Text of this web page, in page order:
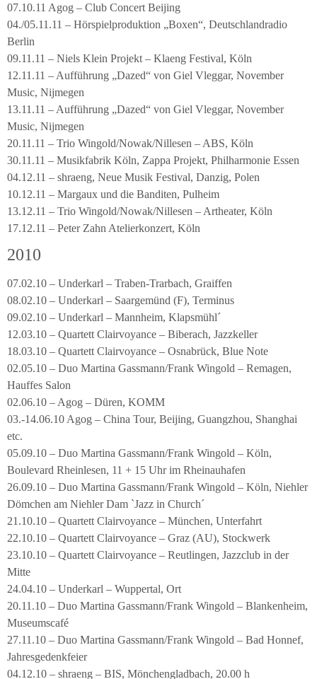
07.10.11 Agog – Club Concert Beijing
04./05.11.11 – Hörspielproduktion „Boxen“, Deutschlandradio
Berlin
09.11.11 – Niels Klein Projekt – Klaeng Festival, Köln
12.11.11 – Aufführung „Dazed“ von Giel Vleggar, November
Music, Nijmegen
13.11.11 – Aufführung „Dazed“ von Giel Vleggar, November
Music, Nijmegen
20.11.11 – Trio Wingold/Nowak/Nillesen – ABS, Köln
30.11.11 – Musikfabrik Köln, Zappa Projekt, Philharmonie Essen
04.12.11 – shraeng, Neue Musik Festival, Danzig, Polen
10.12.11 – Margaux und die Banditen, Pulheim
13.12.11 – Trio Wingold/Nowak/Nillesen – Artheater, Köln
17.12.11 – Peter Zahn Atelierkonzert, Köln
2010
07.02.10 – Underkarl – Traben-Trarbach, Graiffen
08.02.10 – Underkarl – Saargemünd (F), Terminus
09.02.10 – Underkarl – Mannheim, Klapsmühl´
12.03.10 – Quartett Clairvoyance – Biberach, Jazzkeller
18.03.10 – Quartett Clairvoyance – Osnabrück, Blue Note
02.05.10 – Duo Martina Gassmann/Frank Wingold – Remagen,
Hauffes Salon
02.06.10 – Agog – Düren, KOMM
03.-14.06.10 Agog – China Tour, Beijing, Guangzhou, Shanghai
etc.
05.09.10 – Duo Martina Gassmann/Frank Wingold – Köln,
Boulevard Rheinlesen, 11 + 15 Uhr im Rheinauhafen
26.09.10 – Duo Martina Gassmann/Frank Wingold – Köln, Niehler
Dömchen am Niehler Dam `Jazz in Church´
21.10.10 – Quartett Clairvoyance – München, Unterfahrt
22.10.10 – Quartett Clairvoyance – Graz (AU), Stockwerk
23.10.10 – Quartett Clairvoyance – Reutlingen, Jazzclub in der
Mitte
24.04.10 – Underkarl – Wuppertal, Ort
20.11.10 – Duo Martina Gassmann/Frank Wingold – Blankenheim,
Museumscafé
27.11.10 – Duo Martina Gassmann/Frank Wingold – Bad Honnef,
Jahresgedenkfeier
04.12.10 – shraeng – BIS, Mönchengladbach, 20.00 h